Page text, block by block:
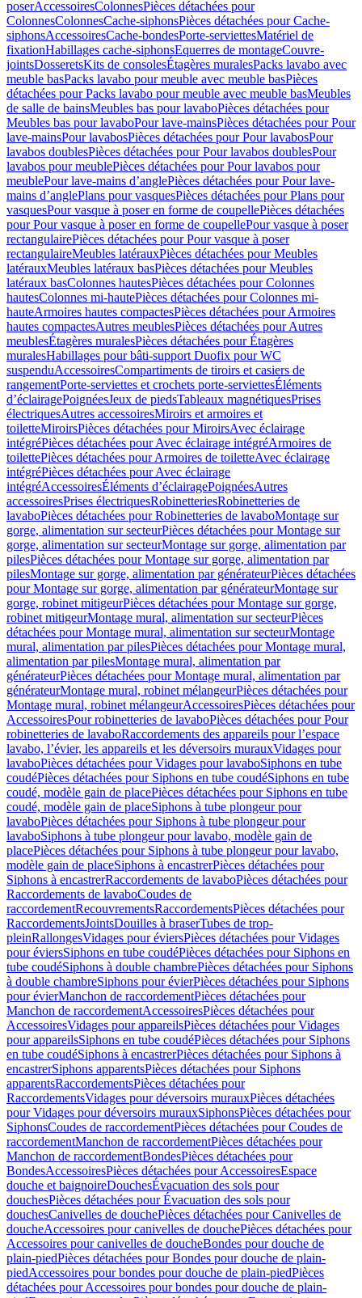
poserAccessoiresColonnesPièces détachées pour
ColonnesColonnesCache-siphonsPièces détachées pour Cache-
siphonsAccessoiresCache-bondesPorte-serviettesMatériel de
fixationHabillages cache-siphonsEquerres de montageCouvre-
jointsDosseretsKits de consolesÉtagères muralesPacks lavabo avec
meuble basPacks lavabo pour meuble avec meuble basPièces
détachées pour Packs lavabo pour meuble avec meuble basMeubles
de salle de bainsMeubles bas pour lavaboPièces détachées pour
Meubles bas pour lavaboPour lave-mainsPièces détachées pour Pour
lave-mainsPour lavabosPièces détachées pour Pour lavabosPour
lavabos doublesPièces détachées pour Pour lavabos doublesPour
lavabos pour meublePièces détachées pour Pour lavabos pour
meublePour lave-mains d’anglePièces détachées pour Pour lave-
mains d’anglePlans pour vasquesPièces détachées pour Plans pour
vasquesPour vasque à poser en forme de coupellePièces détachées
pour Pour vasque à poser en forme de coupellePour vasque à poser
rectangulairePièces détachées pour Pour vasque à poser
rectangulaireMeubles latérauxPièces détachées pour Meubles
latérauxMeubles latéraux basPièces détachées pour Meubles
latéraux basColonnes hautesPièces détachées pour Colonnes
hautesColonnes mi-hautePièces détachées pour Colonnes mi-
hauteArmoires hautes compactesPièces détachées pour Armoires
hautes compactesAutres meublesPièces détachées pour Autres
meublesÉtagères muralesPièces détachées pour Étagères
muralesHabillages pour bâti-support Duofix pour WC
suspenduAccessoiresCompartiments de tiroirs et casiers de
rangementPorte-serviettes et crochets porte-serviettesÉléments
d’éclairagePoignéesJeux de piedsTableaux magnétiquesPrises
électriquesAutres accessoiresMiroirs et armoires et
toiletteMiroirsPièces détachées pour MiroirsAvec éclairage
intégréPièces détachées pour Avec éclairage intégréArmoires de
toilettePièces détachées pour Armoires de toiletteAvec éclairage
intégréPièces détachées pour Avec éclairage
intégréAccessoiresÉléments d’éclairagePoignéesAutres
accessoiresPrises électriquesRobinetteriesRobinetteries de
lavaboPièces détachées pour Robinetteries de lavaboMontage sur
gorge, alimentation sur secteurPièces détachées pour Montage sur
gorge, alimentation sur secteurMontage sur gorge, alimentation par
pilesPièces détachées pour Montage sur gorge, alimentation par
pilesMontage sur gorge, alimentation par générateurPièces détachées
pour Montage sur gorge, alimentation par générateurMontage sur
gorge, robinet mitigeurPièces détachées pour Montage sur gorge,
robinet mitigeurMontage mural, alimentation sur secteurPièces
détachées pour Montage mural, alimentation sur secteurMontage
mural, alimentation par pilesPièces détachées pour Montage mural,
alimentation par pilesMontage mural, alimentation par
générateurPièces détachées pour Montage mural, alimentation par
générateurMontage mural, robinet mélangeurPièces détachées pour
Montage mural, robinet mélangeurAccessoiresPièces détachées pour
AccessoiresPour robinetteries de lavaboPièces détachées pour Pour
robinetteries de lavaboRaccordements des appareils pour l’espace
lavabo, l’évier, les appareils et les déversoirs murauxVidages pour
lavaboPièces détachées pour Vidages pour lavaboSiphons en tube
coudéPièces détachées pour Siphons en tube coudéSiphons en tube
coudé, modèle gain de placePièces détachées pour Siphons en tube
coudé, modèle gain de placeSiphons à tube plongeur pour
lavaboPièces détachées pour Siphons à tube plongeur pour
lavaboSiphons à tube plongeur pour lavabo, modèle gain de
placePièces détachées pour Siphons à tube plongeur pour lavabo,
modèle gain de placeSiphons à encastrerPièces détachées pour
Siphons à encastrerRaccordements de lavaboPièces détachées pour
Raccordements de lavaboCoudes de
raccordementRecouvrementsRaccordementsPièces détachées pour
RaccordementsJointsDouilles à braserTubes de trop-
pleinRallongesVidages pour éviersPièces détachées pour Vidages
pour éviersSiphons en tube coudéPièces détachées pour Siphons en
tube coudéSiphons à double chambrePièces détachées pour Siphons
à double chambreSiphons pour évierPièces détachées pour Siphons
pour évierManchon de raccordementPièces détachées pour
Manchon de raccordementAccessoiresPièces détachées pour
AccessoiresVidages pour appareilsPièces détachées pour Vidages
pour appareilsSiphons en tube coudéPièces détachées pour Siphons
en tube coudéSiphons à encastrerPièces détachées pour Siphons à
encastrerSiphons apparentsPièces détachées pour Siphons
apparentsRaccordementsPièces détachées pour
RaccordementsVidages pour déversoirs murauxPièces détachées
pour Vidages pour déversoirs murauxSiphonsPièces détachées pour
SiphonsCoudes de raccordementPièces détachées pour Coudes de
raccordementManchon de raccordementPièces détachées pour
Manchon de raccordementBondesPièces détachées pour
BondesAccessoiresPièces détachées pour AccessoiresEspace
douche et baignoireDouchesÉvacuation des sols pour
douchesPièces détachées pour Évacuation des sols pour
douchesCanivelles de douchePièces détachées pour Canivelles de
doucheAccessoires pour canivelles de douchePièces détachées pour
Accessoires pour canivelles de doucheBondes pour douche de
plain-piedPièces détachées pour Bondes pour douche de plain-
piedAccessoires pour bondes pour douche de plain-piedPièces
détachées pour Accessoires pour bondes pour douche de plain-